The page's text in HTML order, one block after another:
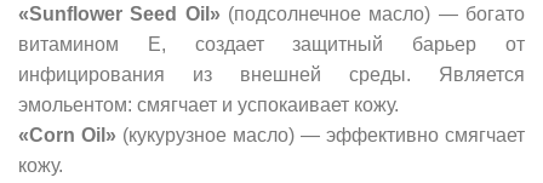
«Sunflower Seed Oil» (подсолнечное масло) — богато
витамином Е, создает защитный барьер от
инфицирования из внешней среды. Является
эмольентом: смягчает и успокаивает кожу.
«Corn Oil» (кукурузное масло) — эффективно смягчает
кожу.